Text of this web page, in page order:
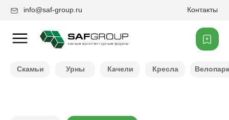
Контакты
info@saf-group.ru
Скамьи Урны Качели Кресла